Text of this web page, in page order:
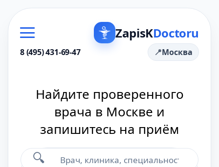
ZapisKDoctoru
8 (495) 431-69-47 Москва
Найдите проверенного
врача в Москве и
запишитесь на приём
🔍